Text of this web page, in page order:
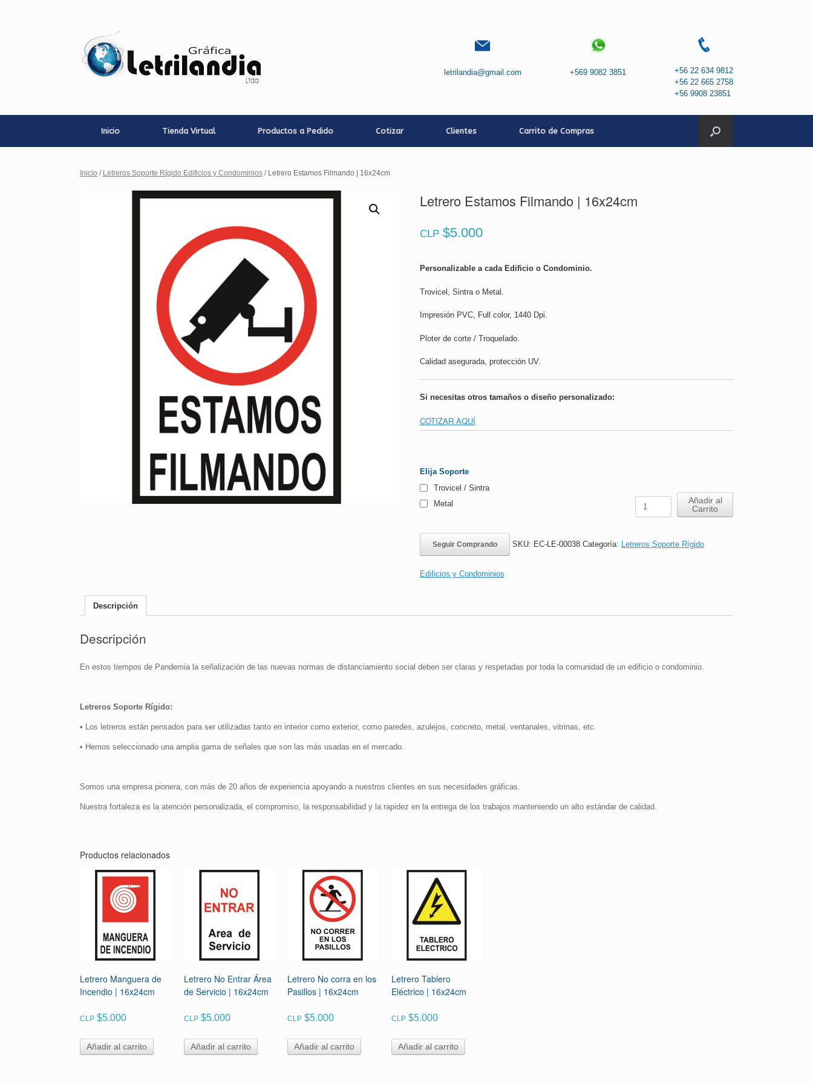
letrilandia@gmail.com +569 9082 3851
+56 22 634 9812
+56 22 665 2758
+56 9908 23851
Inicio Tienda Virtual Productos a Pedido Cotizar Clientes Carrito de Compras
Inicio / Letreros Soporte Rígido Edificios y Condominios / Letrero Estamos Filmando | 16x24cm
Letrero Estamos Filmando | 16x24cm
CLP $5.000
Personalizable a cada Edificio o Condominio.
Trovicel, Sintra o Metal.
Impresión PVC, Full color, 1440 Dpi.
Ploter de corte / Troquelado.
Calidad asegurada, protección UV.
Si necesitas otros tamaños o diseño personalizado:
COTIZAR AQUÍ
Elija Soporte
Trovicel / Sintra
Metal
Letrero
Estamos
16x24cm
Añadir al
Carrito
Seguir Comprando SKU: EC-LE-00038 Categoría: Letreros Soporte Rígido
Edificios y Condominios
Descripción
Descripción
En estos tiempos de Pandemia la señalización de las nuevas normas de distanciamiento social deben ser claras y respetadas por toda la comunidad de un edificio o condominio.
Letreros Soporte Rígido:
• Los letreros están pensados para ser utilizadas tanto en interior como exterior, como paredes, azulejos, concreto, metal, ventanales, vitrinas, etc.
• Hemos seleccionado una amplia gama de señales que son las más usadas en el mercado.
Somos una empresa pionera, con más de 20 años de experiencia apoyando a nuestros clientes en sus necesidades gráficas.
Nuestra fortaleza es la atención personalizada, el compromiso, la responsabilidad y la rapidez en la entrega de los trabajos manteniendo un alto estándar de calidad.
Productos relacionados
Letrero Manguera de
Incendio | 16x24cm
CLP $5.000
Añadir al carrito
Letrero No Entrar Área
de Servicio | 16x24cm
CLP $5.000
Añadir al carrito
Letrero No corra en los
Pasillos | 16x24cm
CLP $5.000
Añadir al carrito
Letrero Tablero
Eléctrico | 16x24cm
CLP $5.000
Añadir al carrito